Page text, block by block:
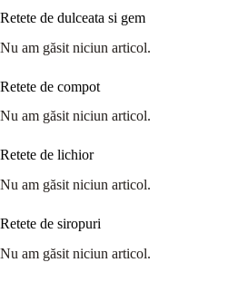
Retete de dulceata si gem
Nu am găsit niciun articol.
Retete de compot
Nu am găsit niciun articol.
Retete de lichior
Nu am găsit niciun articol.
Retete de siropuri
Nu am găsit niciun articol.